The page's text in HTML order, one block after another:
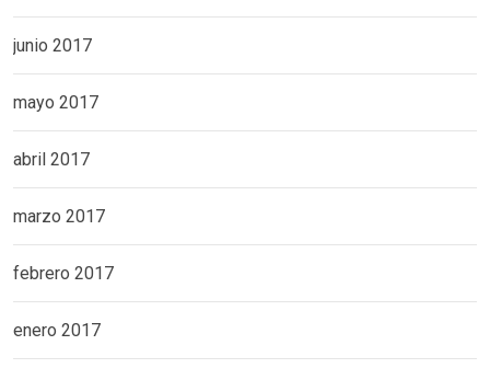
junio 2017
mayo 2017
abril 2017
marzo 2017
febrero 2017
enero 2017